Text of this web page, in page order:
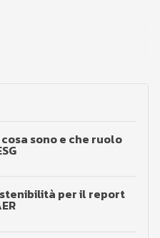
sono e che ruolo
per il report